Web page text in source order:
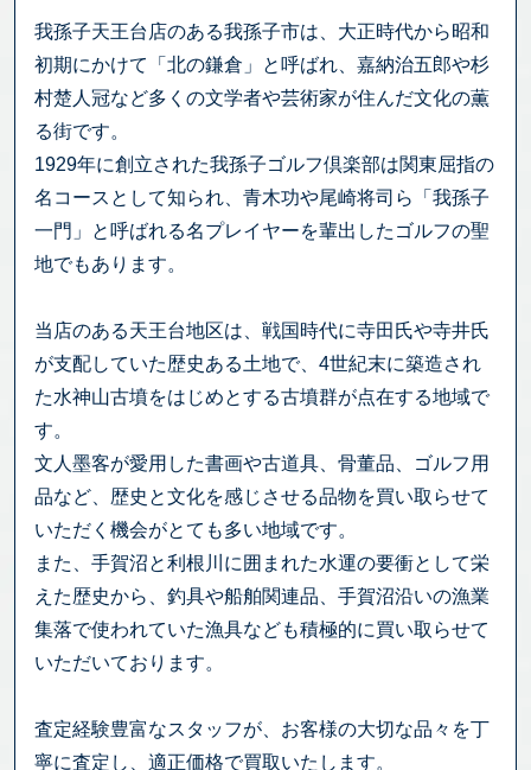
我孫子天王台店のある我孫子市は、大正時代から昭和
初期にかけて「北の鎌倉」と呼ばれ、嘉納治五郎や杉
村楚人冠など多くの文学者や芸術家が住んだ文化の薫
る街です。
1929年に創立された我孫子ゴルフ倶楽部は関東屈指の
名コースとして知られ、青木功や尾崎将司ら「我孫子
一門」と呼ばれる名プレイヤーを輩出したゴルフの聖
地でもあります。
当店のある天王台地区は、戦国時代に寺田氏や寺井氏
が支配していた歴史ある土地で、4世紀末に築造され
た水神山古墳をはじめとする古墳群が点在する地域で
す。
文人墨客が愛用した書画や古道具、骨董品、ゴルフ用
品など、歴史と文化を感じさせる品物を買い取らせて
いただく機会がとても多い地域です。
また、手賀沼と利根川に囲まれた水運の要衝として栄
えた歴史から、釣具や船舶関連品、手賀沼沿いの漁業
集落で使われていた漁具なども積極的に買い取らせて
いただいております。
査定経験豊富なスタッフが、お客様の大切な品々を丁
寧に査定し、適正価格で買取いたします。